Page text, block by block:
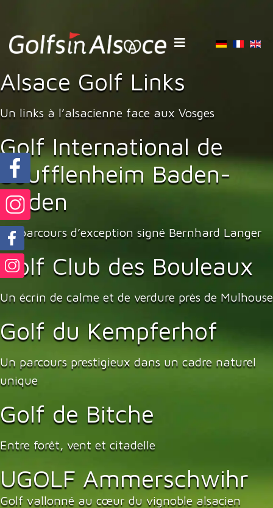
Sélectionnez votre
Alsace Golf Links
Un links à l’alsacienne face aux Vosges
Golf International de
Soufflenheim Baden-
Baden
Un parcours d’exception signé Bernhard Langer
Golf Club des Bouleaux
Un écrin de calme et de verdure près de Mulhouse
Golf du Kempferhof
Un parcours prestigieux dans un cadre naturel
unique
Golf de Bitche
Entre forêt, vent et citadelle
UGOLF Ammerschwihr
Golf vallonné au cœur du vignoble alsacien